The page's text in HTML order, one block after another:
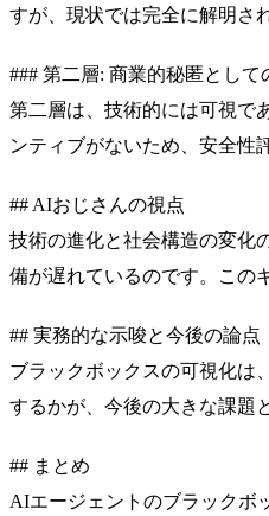
すが、現状では完全に解明さ
### 第二層: 商業的秘匿として
第二層は、技術的には可視で
ンティブがないため、安全性
## AIおじさんの視点
技術の進化と社会構造の変化
備が遅れているのです。この
## 実務的な示唆と今後の論点
ブラックボックスの可視化は
するかが、今後の大きな課題
## まとめ
AIエージェントのブラックボ